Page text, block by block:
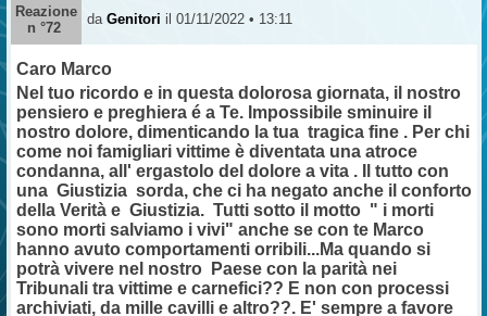
Reazione
n °72
da Genitori il 01/11/2022 • 13:11
Caro Marco
Nel tuo ricordo e in questa dolorosa giornata, il nostro
pensiero e preghiera é a Te. Impossibile sminuire il
nostro dolore, dimenticando la tua tragica fine . Per chi
come noi famigliari vittime è diventata una atroce
condanna, all' ergastolo del dolore a vita . Il tutto con
una Giustizia sorda, che ci ha negato anche il conforto
della Verità e Giustizia. Tutti sotto il motto " i morti
sono morti salviamo i vivi" anche se con te Marco
hanno avuto comportamenti orribili...Ma quando si
potrà vivere nel nostro Paese con la parità nei
Tribunali tra vittime e carnefici?? E non con processi
archiviati, da mille cavilli e altro??. E' sempre a favore